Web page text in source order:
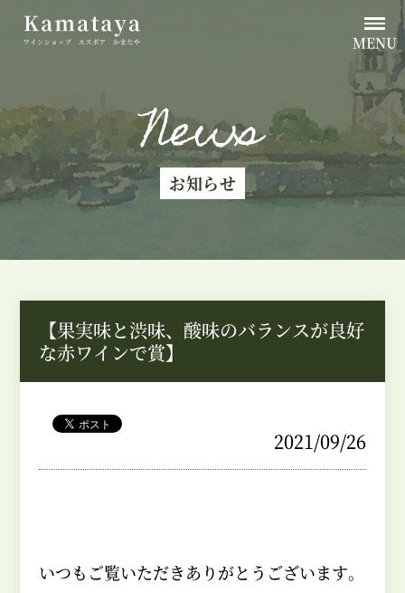
MENU
News
お知らせ
【果実味と渋味、酸味のバランスが良好
な赤ワインで賞】
2021/09/26
いつもご覧いただきありがとうございます。